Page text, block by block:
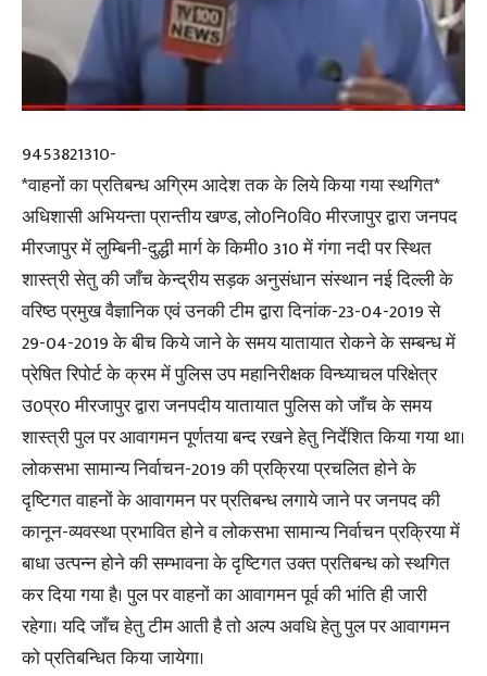
9453821310-
*वाहनों का प्रतिबन्ध अग्रिम आदेश तक के लिये किया गया स्थगित*
अधिशासी अभियन्ता प्रान्तीय खण्ड, लो0नि0वि0 मीरजापुर द्वारा जनपद
मीरजापुर में लुम्बिनी-दुद्धी मार्ग के किमी0 310 में गंगा नदी पर स्थित
शास्त्री सेतु की जाँच केन्द्रीय सड़क अनुसंधान संस्थान नई दिल्ली के
वरिष्ठ प्रमुख वैज्ञानिक एवं उनकी टीम द्वारा दिनांक-23-04-2019 से
29-04-2019 के बीच किये जाने के समय यातायात रोकने के सम्बन्ध में
प्रेषित रिपोर्ट के क्रम में पुलिस उप महानिरीक्षक विन्ध्याचल परिक्षेत्र
उ0प्र0 मीरजापुर द्वारा जनपदीय यातायात पुलिस को जाँच के समय
शास्त्री पुल पर आवागमन पूर्णतया बन्द रखने हेतु निर्देशित किया गया था।
लोकसभा सामान्य निर्वाचन-2019 की प्रक्रिया प्रचलित होने के
दृष्टिगत वाहनों के आवागमन पर प्रतिबन्ध लगाये जाने पर जनपद की
कानून-व्यवस्था प्रभावित होने व लोकसभा सामान्य निर्वाचन प्रक्रिया में
बाधा उत्पन्न होने की सम्भावना के दृष्टिगत उक्त प्रतिबन्ध को स्थगित
कर दिया गया है। पुल पर वाहनों का आवागमन पूर्व की भांति ही जारी
रहेगा। यदि जाँच हेतु टीम आती है तो अल्प अवधि हेतु पुल पर आवागमन
को प्रतिबन्धित किया जायेगा।